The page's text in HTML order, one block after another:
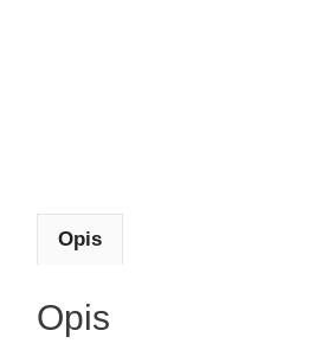
Opis
Opis